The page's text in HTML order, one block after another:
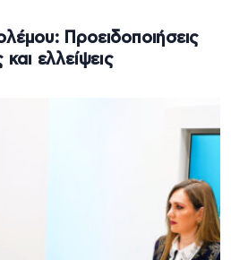
Προειδοποιήσεις
ελλείψεις